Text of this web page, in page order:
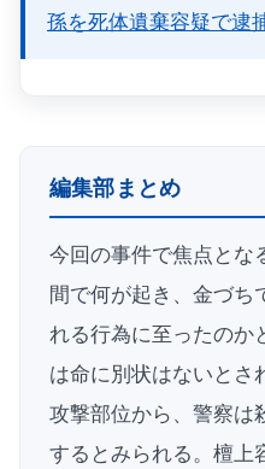
孫を死体遺棄容疑で逮
編集部まとめ
今回の事件で焦点とな
間で何が起き、金づち
れる行為に至ったのか
は命に別状はないとさ
攻撃部位から、警察は
するとみられる。檀上